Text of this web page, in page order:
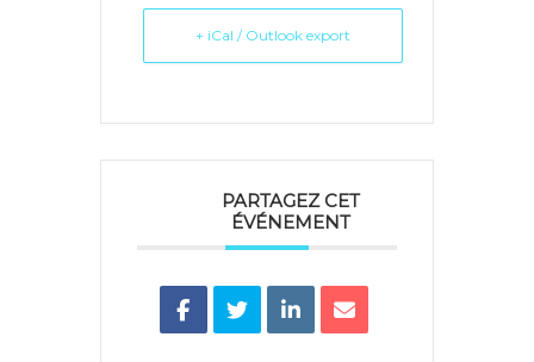
+ iCal / Outlook export
PARTAGEZ CET
ÉVÉNEMENT